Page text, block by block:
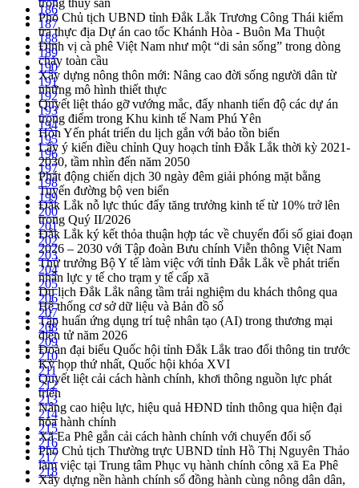
trồng thủy sản
Phó Chủ tịch UBND tỉnh Đắk Lắk Trương Công Thái kiểm
tra thực địa Dự án cao tốc Khánh Hòa - Buôn Ma Thuột
Định vị cà phê Việt Nam như một “di sản sống” trong dòng
chảy toàn cầu
Xây dựng nông thôn mới: Nâng cao đời sống người dân từ
những mô hình thiết thực
Quyết liệt tháo gỡ vướng mắc, đẩy nhanh tiến độ các dự án
trọng điểm trong Khu kinh tế Nam Phú Yên
Hòn Yến phát triển du lịch gắn với bảo tồn biển
Lấy ý kiến điều chỉnh Quy hoạch tỉnh Đắk Lắk thời kỳ 2021-
2030, tầm nhìn đến năm 2050
Phát động chiến dịch 30 ngày đêm giải phóng mặt bằng
Tuyến đường bộ ven biển
Đắk Lắk nỗ lực thúc đẩy tăng trưởng kinh tế từ 10% trở lên
trong Quý II/2026
Đắk Lắk ký kết thỏa thuận hợp tác về chuyển đổi số giai đoạn
2026 – 2030 với Tập đoàn Bưu chính Viễn thông Việt Nam
Thứ trưởng Bộ Y tế làm việc với tỉnh Đắk Lắk về phát triển
nhân lực y tế cho trạm y tế cấp xã
Du lịch Đắk Lắk nâng tầm trải nghiệm du khách thông qua
Hệ thống cơ sở dữ liệu và Bản đồ số
Tập huấn ứng dụng trí tuệ nhân tạo (AI) trong thương mại
điện tử năm 2026
Đoàn đại biểu Quốc hội tỉnh Đắk Lắk trao đổi thông tin trước
Kỳ họp thứ nhất, Quốc hội khóa XVI
Quyết liệt cải cách hành chính, khơi thông nguồn lực phát
triển
Nâng cao hiệu lực, hiệu quả HĐND tỉnh thông qua hiện đại
hóa hành chính
Xã Ea Phê gắn cải cách hành chính với chuyển đổi số
Phó Chủ tịch Thường trực UBND tỉnh Hồ Thị Nguyên Thảo
làm việc tại Trung tâm Phục vụ hành chính công xã Ea Phê
Xây dựng nền hành chính số đồng hành cùng nông dân dân,
186
187
188
189
190
191
192
193
194
195
196
197
198
199
200
201
202
203
204
205
206
207
208
209
210
211
212
213
214
215
216
217
218